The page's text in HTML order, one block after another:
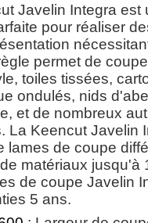
Javelin Integra est
pour réaliser
permet de
toiles tissées,
ondulés, nids
et de nombreux
La Keencut Javelin
lames de coupe
matériaux jusqu'à
de coupe Javelin
5 ans.